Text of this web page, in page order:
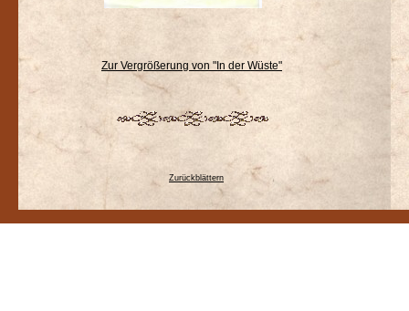
Zur Vergrößerung von "In der Wüste"
Zurückblättern